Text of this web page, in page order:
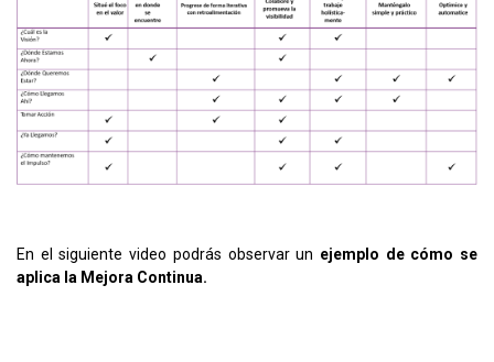
En el siguiente video podrás observar un ejemplo de cómo se
aplica la Mejora Continua.